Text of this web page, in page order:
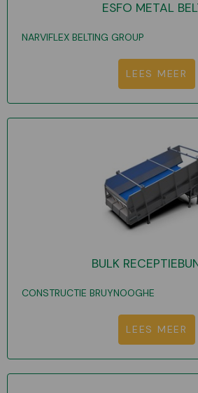
ESFO METAL
NARVIFLEX BELTING GROUP
LEES MEER
BULK
CONSTRUCTIE BRUYNOOGHE
LEES MEER